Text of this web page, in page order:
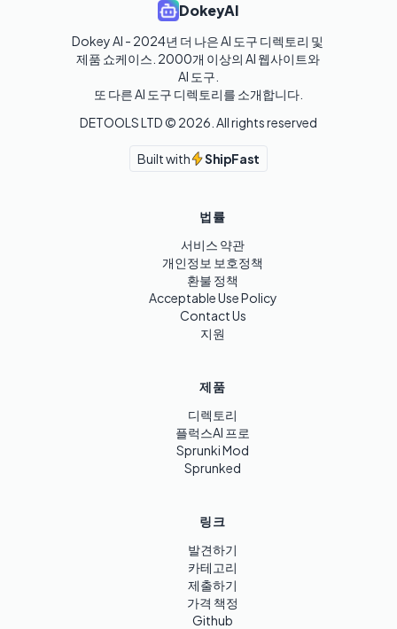
DokeyAI
Dokey AI - 2024년 더 나은 AI 도구 디렉토리 및
제품 쇼케이스. 2000개 이상의 AI 웹사이트와
AI 도구.
또 다른 AI 도구 디렉토리를 소개합니다.
DETOOLS LTD © 2026 . All rights reserved
Built with ShipFast
법률
서비스 약관
개인정보 보호정책
환불 정책
Acceptable Use Policy
Contact Us
지원
제품
디렉토리
플럭스AI 프로
Sprunki Mod
Sprunked
링크
발견하기
카테고리
제출하기
가격 책정
Github